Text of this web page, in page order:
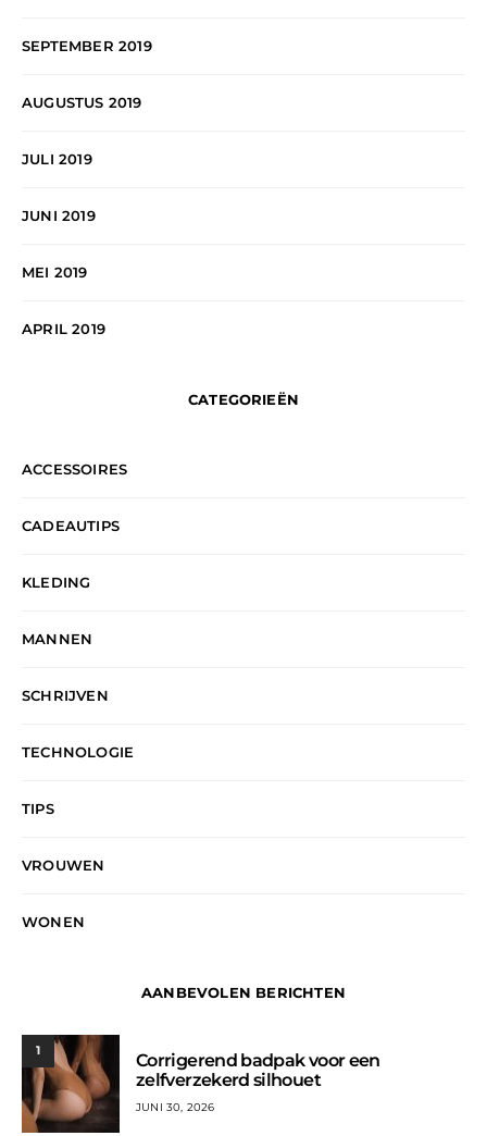
SEPTEMBER 2019
AUGUSTUS 2019
JULI 2019
JUNI 2019
MEI 2019
APRIL 2019
CATEGORIEËN
ACCESSOIRES
CADEAUTIPS
KLEDING
MANNEN
SCHRIJVEN
TECHNOLOGIE
TIPS
VROUWEN
WONEN
AANBEVOLEN BERICHTEN
1
Corrigerend badpak voor een
zelfverzekerd silhouet
JUNI 30, 2026